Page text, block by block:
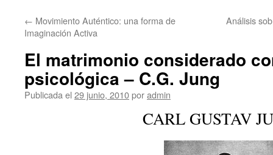
← Movimiento Auténtico: una forma de
Imaginación Activa
Análisis
El matrimonio considerado
psicológica – C.G. Jung
Publicada el 29 junio, 2010poradmin
CARL GUSTAV